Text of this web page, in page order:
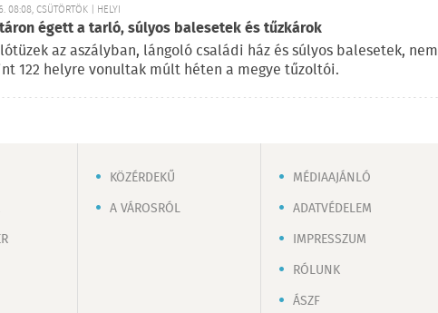
08:08, CSÜTÖRTÖK | HELYI
égett a tarló, súlyos balesetek és tűzkárok
az aszályban, lángoló családi ház és súlyos balesetek, nem
122 helyre vonultak múlt héten a megye tűzoltói.
KÖZÉRDEKŰ
A VÁROSRÓL
MÉDIAAJÁNLÓ
ADATVÉDELEM
IMPRESSZUM
RÓLUNK
ÁSZF